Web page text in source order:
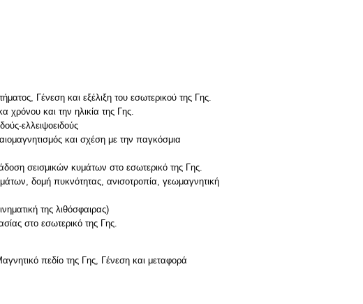
Γένεση και εξέλιξη του εσωτερικού της Γης.
και την ηλικία της Γης.
ελλειψοειδούς
και σχέση με την παγκόσμια
σεισμικών κυμάτων στο εσωτερικό της Γης.
δομή πυκνότητας, ανισοτροπία, γεωμαγνητική
της λιθόσφαιρας)
στο εσωτερικό της Γης.
πεδίο της Γης, Γένεση και μεταφορά